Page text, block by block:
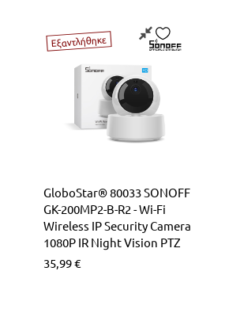
Εξαντλήθηκε
GloboStar® 80033 SONOFF
GK-200MP2-B-R2 - Wi-Fi
Wireless IP Security Camera
1080P IR Night Vision PTZ
35,99€